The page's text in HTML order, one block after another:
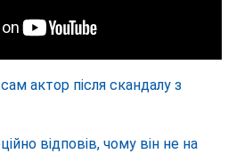
актор після скандалу з
відповів, чому він не на